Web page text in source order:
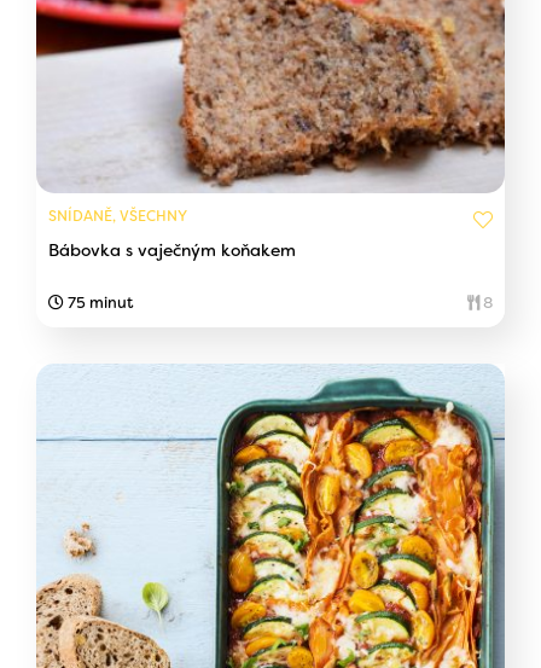
SNÍDANĚ, VŠECHNY
Bábovka s vaječným koňakem
75 minut 8